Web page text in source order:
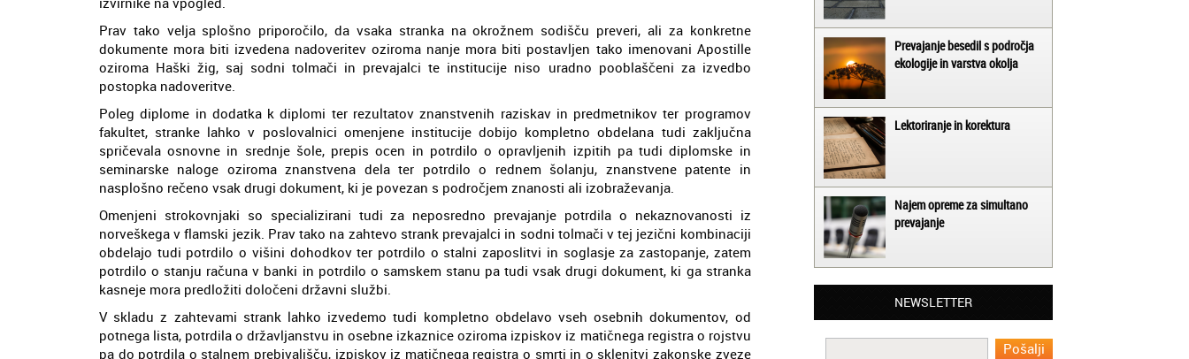
Prav tako velja splošno priporočilo, da vsaka stranka na okrožnem sodišču preveri, ali za konkretne
dokumente mora biti izvedena nadoveritev oziroma nanje mora biti postavljen tako imenovani Apostille
oziroma Haški žig, saj sodni tolmači in prevajalci te institucije niso uradno pooblaščeni za izvedbo
postopka nadoveritve.
Poleg diplome in dodatka k diplomi ter rezultatov znanstvenih raziskav in predmetnikov ter programov
fakultet, stranke lahko v poslovalnici omenjene institucije dobijo kompletno obdelana tudi zaključna
spričevala osnovne in srednje šole, prepis ocen in potrdilo o opravljenih izpitih pa tudi diplomske in
seminarske naloge oziroma znanstvena dela ter potrdilo o rednem šolanju, znanstvene patente in
nasplošno rečeno vsak drugi dokument, ki je povezan s področjem znanosti ali izobraževanja.
Omenjeni strokovnjaki so specializirani tudi za neposredno prevajanje potrdila o nekaznovanosti iz
norveškega v flamski jezik. Prav tako na zahtevo strank prevajalci in sodni tolmači v tej jezični kombinaciji
obdelajo tudi potrdilo o višini dohodkov ter potrdilo o stalni zaposlitvi in soglasje za zastopanje, zatem
potrdilo o stanju računa v banki in potrdilo o samskem stanu pa tudi vsak drugi dokument, ki ga stranka
kasneje mora predložiti določeni državni službi.
V skladu z zahtevami strank lahko izvedemo tudi kompletno obdelavo vseh osebnih dokumentov, od
potnega lista, potrdila o državljanstvu in osebne izkaznice oziroma izpiskov iz matičnega registra o rojstvu
pa do potrdila o stalnem prebivališču, izpiskov iz matičnega registra o smrti in o sklenitvi zakonske zveze
Prevajanje besedil s področja
ekologije in varstva okolja
Lektoriranje in korektura
Najem opreme za simultano
prevajanje
NEWSLETTER
Matjaž iz Ajdovščine:
Lahko pohvalim vse zaposlene v Akademiji
Oxford, ker so resnično profesionalni in
prevajalske storitve opravljajo hitro in